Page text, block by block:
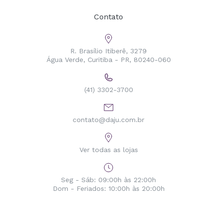
Contato
R. Brasílio Itiberê, 3279
Água Verde, Curitiba - PR, 80240-060
(41) 3302-3700
contato@daju.com.br
Ver todas as lojas
Seg - Sáb: 09:00h às 22:00h
Dom - Feriados: 10:00h às 20:00h